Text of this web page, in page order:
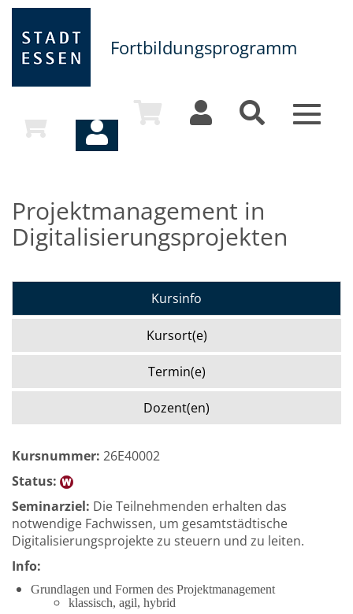
Fortbildungsprogramm
Toggle
Projektmanagement in
Digitalisierungsprojekten
Kursinfo
Kursort(e)
Termin(e)
Dozent(en)
Kursnummer: 26E40002
Status:
Seminarziel: Die Teilnehmenden erhalten das
notwendige Fachwissen, um gesamtstädtische
Digitalisierungsprojekte zu steuern und zu leiten.
Info:
Grundlagen und Formen des Projektmanagement
klassisch, agil, hybrid